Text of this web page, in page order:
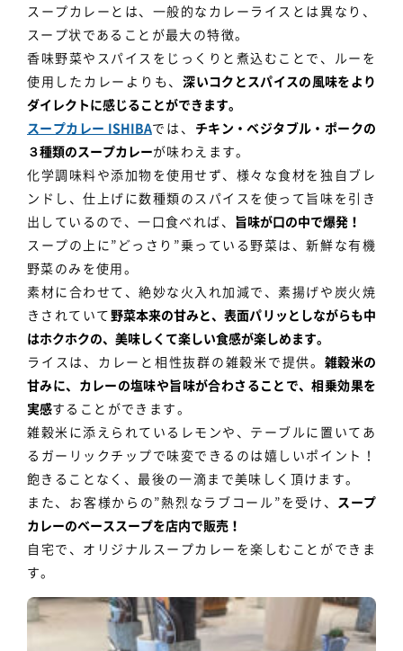
スープカレーとは、一般的なカレーライスとは異なり、
スープ状であることが最大の特徴。
香味野菜やスパイスをじっくりと煮込むことで、ルーを
使用したカレーよりも、深いコクとスパイスの風味をより
ダイレクトに感じることができます。
スープカレー ISHIBAでは、 チキン・ベジタブル・ポークの
３種類のスープカレーが味わえます。
化学調味料や添加物を使用せず、様々な食材を独自ブレ
ンドし、仕上げに数種類のスパイスを使って旨味を引き
出しているので、一口食べれば、 旨味が口の中で爆発！
スープの上に”どっさり”乗っている野菜は、新鮮な有機
野菜のみを使用。
素材に合わせて、絶妙な火入れ加減で、素揚げや炭火焼
きされていて 野菜本来の甘みと、表面パリッとしながらも中
はホクホクの、美味しくて楽しい食感が楽しめます。
ライスは、カレーと相性抜群の雑穀米で提供。 雑穀米の
甘みに、カレーの塩味や旨味が合わさることで、相乗効果を
実感することができます。
雑穀米に添えられているレモンや、テーブルに置いてあ
るガーリックチップで味変できるのは嬉しいポイント！
飽きることなく、最後の一滴まで美味しく頂けます。
また、お客様からの”熱烈なラブコール”を受け、
スープ
カレーのベーススープを店内で販売！
自宅で、オリジナルスープカレーを楽しむことができま
す。